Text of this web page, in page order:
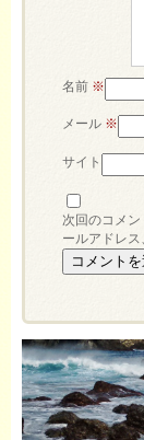
名前 ※
メール ※
サイト
次回のコメ
ールアドレス